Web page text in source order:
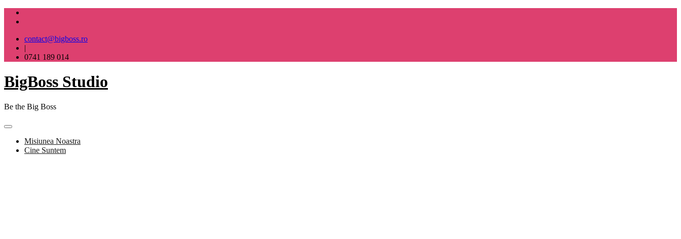
Skip
contact@bigboss.ro
|
0741 189 014
BigBoss Studio
Be the Big Boss
Misiunea Noastra
Cine Suntem